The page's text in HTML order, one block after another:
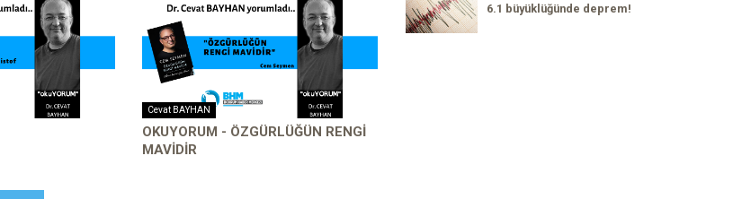
Cevat BAYHAN
OKUYORUM - ÖZGÜRLÜĞÜN RENGİ
MAVİDİR
6.1 büyüklüğünde deprem!